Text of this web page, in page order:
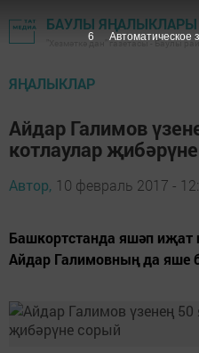
БАУЛЫ ЯҢАЛЫКЛАРЫ
"Хезмәткә дан" газетасы - Баулы
ЯҢАЛЫКЛАР
Айдар Галимов
котлаулар
Автор, 10 февраль 2017 -
Башкортстанда яшәп
Айдар Галимовның да яше
6 Автоматическое